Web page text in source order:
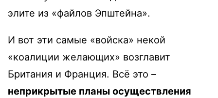
элите из «файлов Эпштейна».
И вот эти самые «войска» некой
«коалиции желающих» возглавит
Британия и Франция. Всё это –
неприкрытые планы осуществления